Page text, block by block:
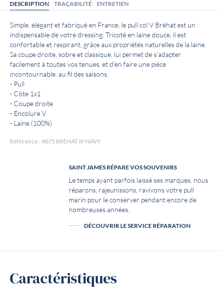
DESCRIPTION TRAÇABILITÉ ENTRETIEN
Simple, élégant et fabriqué en France, le pull col V Bréhat est un
indispensable de votre dressing. Tricoté en laine douce, il est
confortable et respirant, grâce aux propriétés naturelles de la laine.
Sa coupe droite, sobre et classique, lui permet de s'adapter
facilement à toutes vos tenues, et d'en faire une pièce
incontournable, au fil des saisons.
- Pull
- Côte 1x1
- Coupe droite
- Encolure V
- Laine (100%)
Référence : 4875 BREHAT III-NAVY
SAINT JAMES RÉPARE VOS SOUVENIRS
Le temps ayant parfois laissé ses marques, nous
réparons, rajeunissons, ravivons votre pull
marin pour le conserver pendant encore de
nombreuses années.
DÉCOUVRIR LE SERVICE RÉPARATION
Caractéristiques